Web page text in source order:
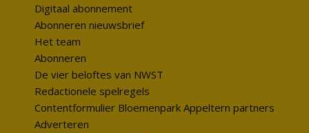
Digitaal abonnement
Abonneren nieuwsbrief
Het team
Abonneren
De vier beloftes van NWST
Redactionele spelregels
Contentformulier Bloemenpark Appeltern partners
Adverteren